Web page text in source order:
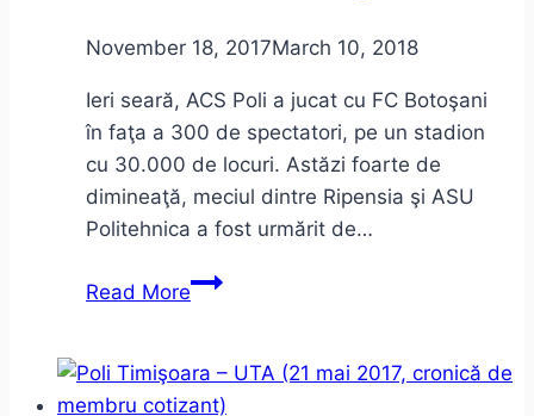
November 18, 2017March 10, 2018
Ieri seară, ACS Poli a jucat cu FC Botoşani
în faţa a 300 de spectatori, pe un stadion
cu 30.000 de locuri. Astăzi foarte de
dimineaţă, meciul dintre Ripensia şi ASU
Politehnica a fost urmărit de…
Read MoreTimişorenii
la
meciuri